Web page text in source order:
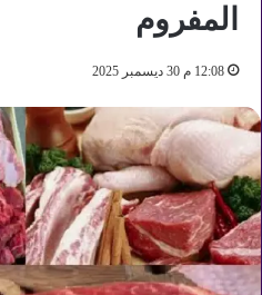
المفروم
12:08 م 30 ديسمبر 2025